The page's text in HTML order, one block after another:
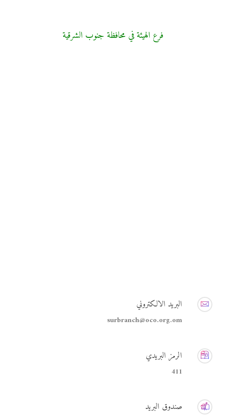
فرع الهيئة في محافظة جنوب الشرقية
البريد الالكتروني
surbranch@oco.org.om
الرمز البريدي
411
صندوق البريد